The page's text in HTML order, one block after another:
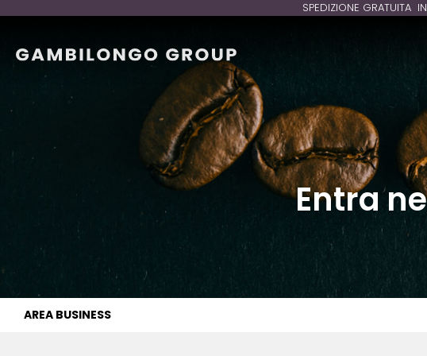
SPEDIZIONE GRATUITA
Entra
AREA BUSINESS